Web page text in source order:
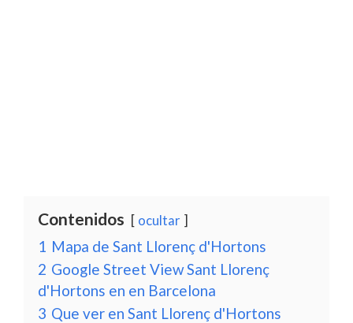
Contenidos ocultar
1 Mapa de Sant Llorenç d'Hortons
2 Google Street View Sant Llorenç
d'Hortons en en Barcelona
3 Que ver en Sant Llorenç d'Hortons